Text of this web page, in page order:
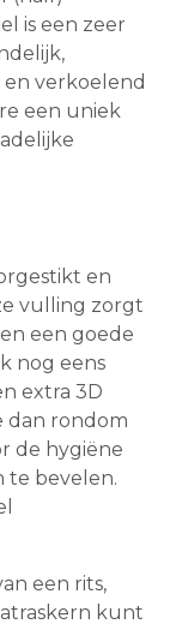
is een zeer
verkoelend
een uniek
en
vulling zorgt
een goede
nog eens
extra 3D
dan rondom
de hygiëne
te bevelen.
een rits,
kunt